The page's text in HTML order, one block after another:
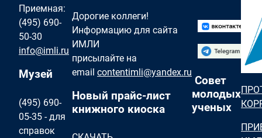
Приемная:
(495) 690-
50-30
info@imli.ru
Музей
(495) 690-
05-35 - для
справок
Дорогие коллеги!
Информацию для сайта
ИМЛИ
присылайте на
email contentimli@yandex.ru
Новый прайс-лист
книжного киоска
Совет
молодых
ученых